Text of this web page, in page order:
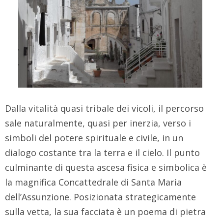
Dalla vitalità quasi tribale dei vicoli, il percorso
sale naturalmente, quasi per inerzia, verso i
simboli del potere spirituale e civile, in un
dialogo costante tra la terra e il cielo. Il punto
culminante di questa ascesa fisica e simbolica è
la magnifica Concattedrale di Santa Maria
dell’Assunzione. Posizionata strategicamente
sulla vetta, la sua facciata è un poema di pietra